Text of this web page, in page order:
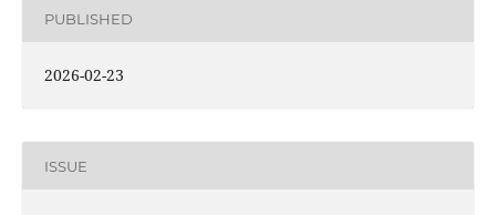
PUBLISHED
2026-02-23
ISSUE